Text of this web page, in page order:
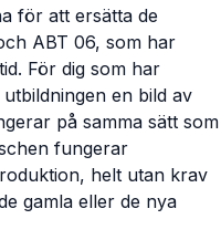
för att ersätta de
ABT 06, som har
För dig som har
en bild av
på samma sätt som
fungerar
helt utan krav
gamla eller de nya